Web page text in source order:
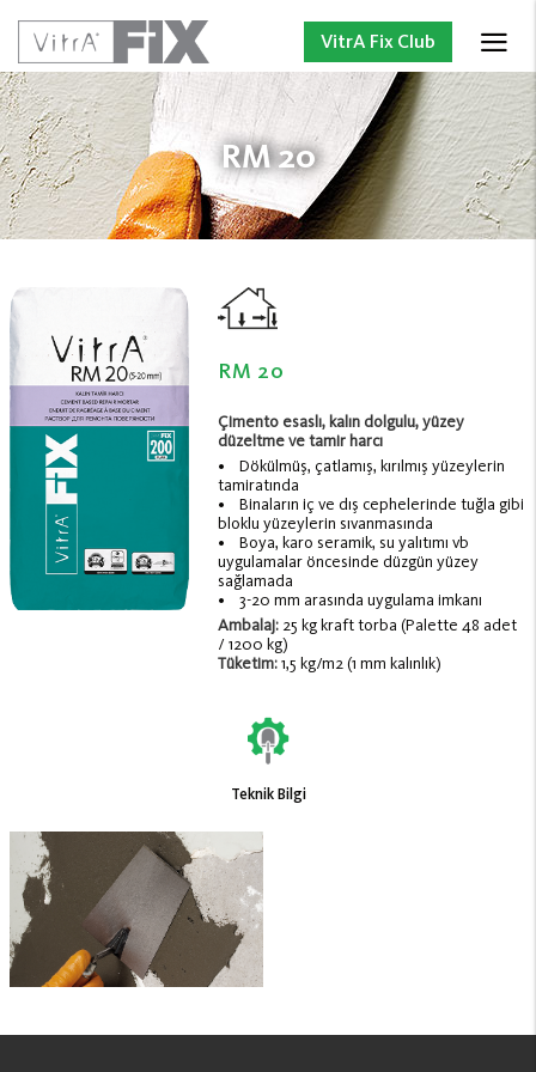
VitrA Fix Club
RM 20
RM 20
Çimento esaslı, kalın dolgulu, yüzey
düzeltme ve tamir harcı
• Dökülmüş, çatlamış, kırılmış yüzeylerin
tamiratında
• Binaların iç ve dış cephelerinde tuğla gibi
bloklu yüzeylerin sıvanmasında
• Boya, karo seramik, su yalıtımı vb
uygulamalar öncesinde düzgün yüzey
sağlamada
• 3-20 mm arasında uygulama imkanı
Ambalaj: 25 kg kraft torba (Palette 48 adet
/ 1200 kg)
Tüketim:1,5 kg/m2 (1 mm kalınlık)
Teknik Bilgi